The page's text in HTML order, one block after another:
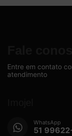
Entre em contato
atendimento
WhatsApp
51